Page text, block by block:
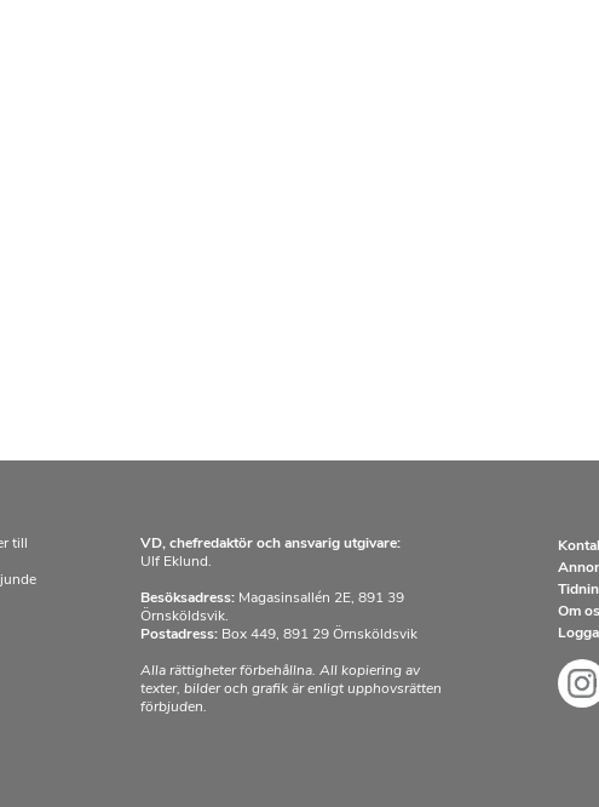
till
VD, chefredaktör och ansvarig utgivare:
Ulf Eklund.
Besöksadress: Magasinsallén 2E, 891 39
Örnsköldsvik.
Postadress: Box 449, 891 29 Örnsköldsvik
Alla rättigheter förbehållna. All kopiering av
texter, bilder och grafik är enligt upphovsrätten
förbjuden.
Om